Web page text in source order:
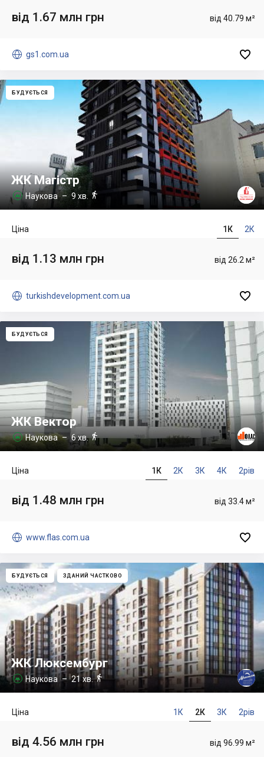
від 40.79 м²
від 1.67 млн грн
 gs1.com.ua 
БУДУЄТЬСЯ
ЖК Магістр
 Наукова– 9 хв. 
1К 2К
Ціна
від 26.2 м²
від 1.13 млн грн
 turkishdevelopment.com.ua 
БУДУЄТЬСЯ
ЖК Вектор
 Наукова– 6 хв.
1К 2К 3К 4К 2рів
Ціна
від 33.4 м²
від 1.48 млн грн
 www.flas.com.ua 
БУДУЄТЬСЯ ЗДАНИЙ ЧАСТКОВО
ЖК Люксембург
 Наукова – 21 хв.
1К 2К 3К 2рів
Ціна
від 96.99 м²
від 4.56 млн грн